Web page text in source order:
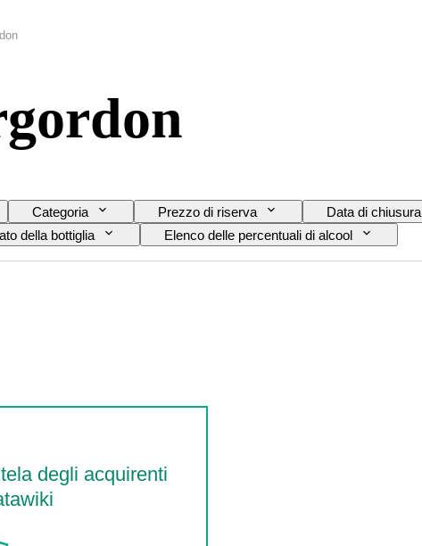
Categoria Prezzo di riserva Data di chiusura
della bottiglia Elenco delle percentuali di alcool
degli acquirenti